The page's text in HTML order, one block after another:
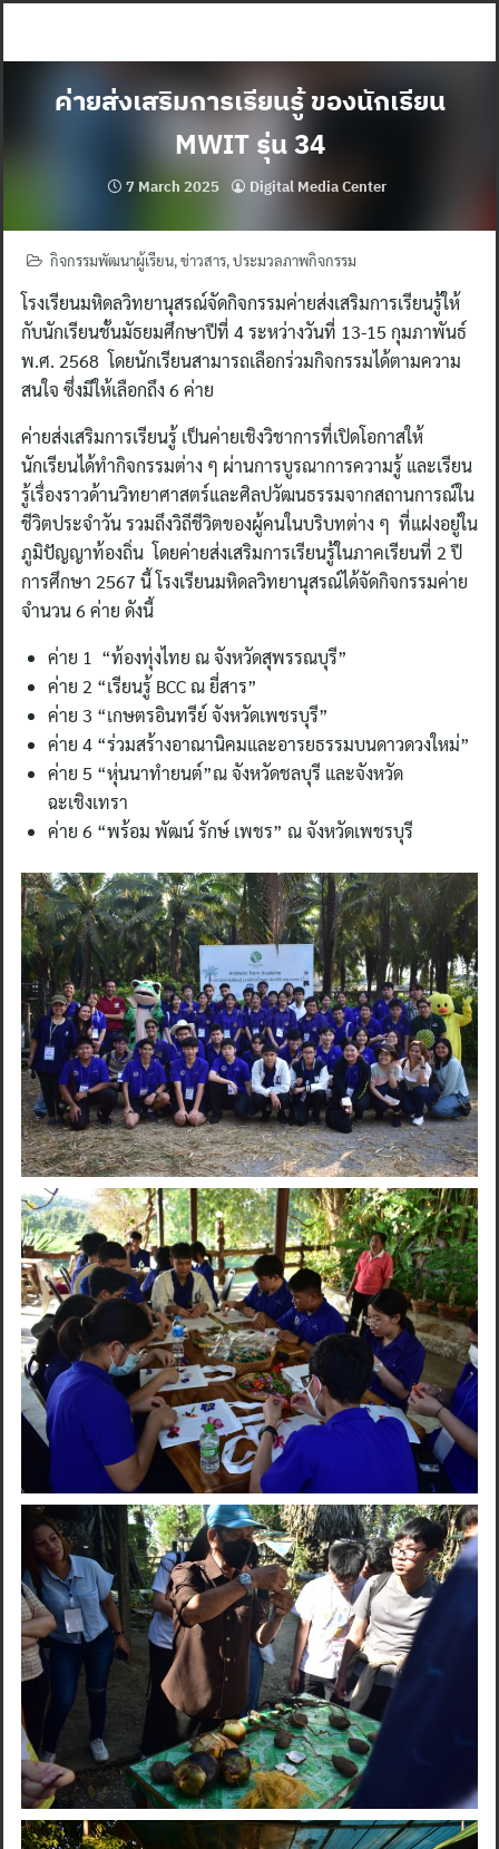
ค่ายส่งเสริมการเรียนรู้ ของนักเรียน
MWIT รุ่น 34
7 March 2025 Digital Media Center
กิจกรรมพัฒนาผู้เรียน,ข่าวสาร,ประมวลภาพกิจกรรม
โรงเรียนมหิดลวิทยานุสรณ์จัดกิจกรรมค่ายส่งเสริมการเรียนรู้ให้
กับนักเรียนชั้นมัธยมศึกษาปีที่ 4 ระหว่างวันที่ 13-15 กุมภาพันธ์
พ.ศ. 2568 โดยนักเรียนสามารถเลือกร่วมกิจกรรมได้ตามความ
สนใจ ซึ่งมีให้เลือกถึง 6 ค่าย
ค่ายส่งเสริมการเรียนรู้ เป็นค่ายเชิงวิชาการที่เปิดโอกาสให้
นักเรียนได้ทำกิจกรรมต่าง ๆ ผ่านการบูรณาการความรู้ และเรียน
รู้เรื่องราวด้านวิทยาศาสตร์และศิลปวัฒนธรรมจากสถานการณ์ใน
ชีวิตประจำวัน รวมถึงวิถีชีวิตของผู้คนในบริบทต่าง ๆ ที่แฝงอยู่ใน
ภูมิปัญญาท้องถิ่น โดยค่ายส่งเสริมการเรียนรู้ในภาคเรียนที่ 2 ปี
การศึกษา 2567 นี้ โรงเรียนมหิดลวิทยานุสรณ์ได้จัดกิจกรรมค่าย
จำนวน 6 ค่าย ดังนี้
ค่าย 1 “ท้องทุ่งไทย ณ จังหวัดสุพรรณบุรี”
ค่าย 2 “เรียนรู้ BCC ณ ยี่สาร”
ค่าย 3 “เกษตรอินทรีย์ จังหวัดเพชรบุรี”
ค่าย 4 “ร่วมสร้างอาณานิคมและอารยธรรมบนดาวดวงใหม่”
ค่าย 5 “หุ่นนาทำยนต์”ณ จังหวัดชลบุรี และจังหวัด
ฉะเชิงเทรา
ค่าย 6 “พร้อม พัฒน์ รักษ์ เพชร” ณ จังหวัดเพชรบุรี